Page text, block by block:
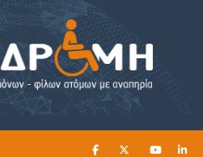
ΔΙΑΒΑΣΤΕ ΕΔΩ ►